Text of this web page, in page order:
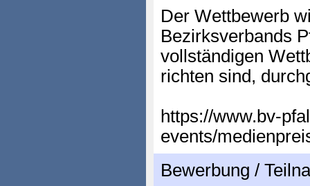
Der Wettbewerb
Bezirksverbands
vollständigen
richten sind,
https://www.bv-
events/
Bewerbung /